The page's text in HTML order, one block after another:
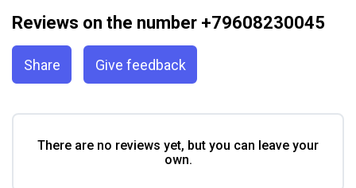
Reviews on the number +79608230045
Share Give feedback
There are no reviews yet, but you can leave your
own.